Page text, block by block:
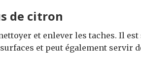
de citron
et enlever les taches. Il
et peut également servir